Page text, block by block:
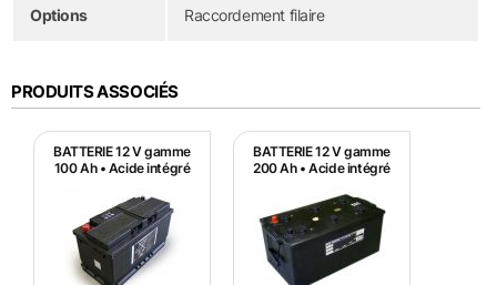
Options Raccordement filaire
PRODUITS ASSOCIÉS
BATTERIE 12 V gamme
100 Ah • Acide intégré
BATTERIE 12 V gamme
200 Ah • Acide intégré